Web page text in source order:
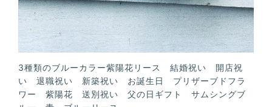
3種類のブルーカラー紫陽花リース 結婚祝い 開店祝
い 退職祝い 新築祝い お誕生日 プリザーブドフラ
ワー 紫陽花 送別祝い 父の日ギフト サムシングブ